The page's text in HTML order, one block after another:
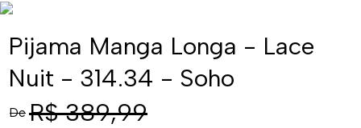
Pijama Manga Longa - Lace
Nuit - 314.34 - Soho
De R$ 389,99
3 arco
4º renda